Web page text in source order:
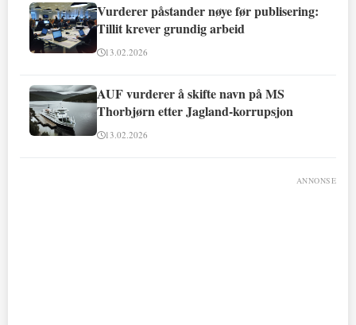
Vurderer påstander nøye før publisering:
Tillit krever grundig arbeid
13.02.2026
AUF vurderer å skifte navn på MS
Thorbjørn etter Jagland-korrupsjon
13.02.2026
ANNONSE